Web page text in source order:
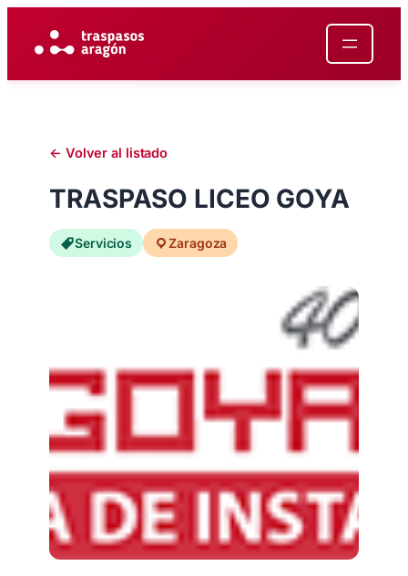
contenido
← Volver al listado
TRASPASO LICEO GOYA
Servicios Zaragoza